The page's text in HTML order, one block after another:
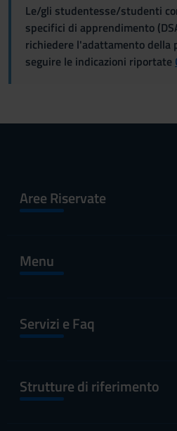
Le/gli studentesse/studenti
specifici di apprendimento
richiedere l'adattamento della
seguire le indicazioni riportate
Aree Riservate
Menu
Servizi e Faq
Strutture di riferimento